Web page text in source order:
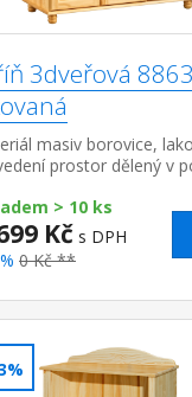
3dveřová
masiv borovice,
prostor dělený v
3 variabilní police do...
> 10 ks
Kč s DPH
0 Kč **